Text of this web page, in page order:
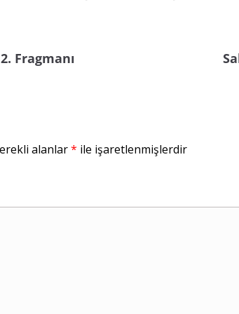
Fragmanı
alanlar* ile işaretlenmişlerdir